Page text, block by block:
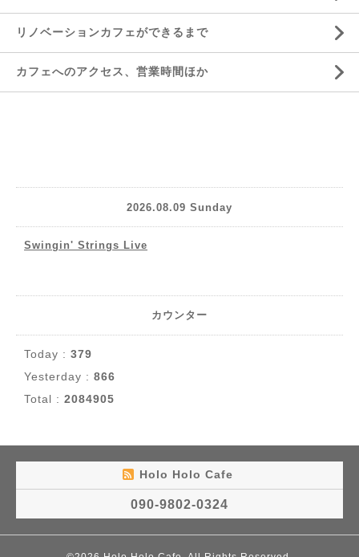
リノベーションカフェができるまで
カフェへのアクセス、営業時間ほか
2026.08.09 Sunday
Swingin' Strings Live
カウンター
Today : 379
Yesterday : 866
Total : 2084905
Holo Holo Cafe
090-9802-0324